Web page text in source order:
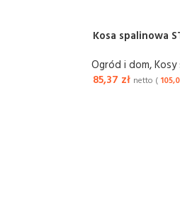
Kosa spalinowa
Ogród i dom,
85,37 zł netto (